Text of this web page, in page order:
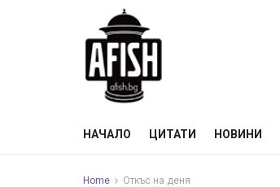
НАЧАЛО ЦИТАТИ НОВИНИ
Home Откъс на деня